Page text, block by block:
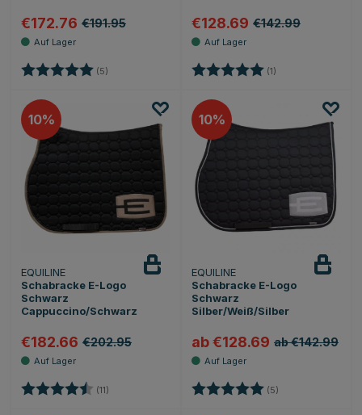
€172.76 €191.95
Bewertung: (5)
€128.69 €142.99
Bewertung: (1)
10
EQUILINE
Schabracke E-Logo
Schwarz
Cappuccino/Schwarz
€182.66 €202.95
Bewertung: (11) 4.9 von 5 Sternen
10
EQUILINE
Schabracke E-Logo
Schwarz
Silber/Weiß/Silber
ab €128.69 ab €142.99
Bewertung: (5)